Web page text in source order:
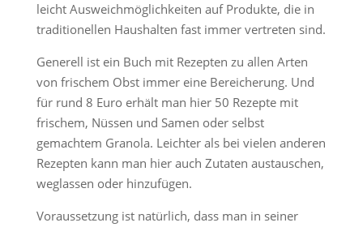
leicht Ausweichmöglichkeiten auf Produkte, die in
traditionellen Haushalten fast immer vertreten sind.
Generell ist ein Buch mit Rezepten zu allen Arten
von frischem Obst immer eine Bereicherung. Und
für rund 8 Euro erhält man hier 50 Rezepte mit
frischem, Nüssen und Samen oder selbst
gemachtem Granola. Leichter als bei vielen anderen
Rezepten kann man hier auch Zutaten austauschen,
weglassen oder hinzufügen.
Voraussetzung ist natürlich, dass man in seiner